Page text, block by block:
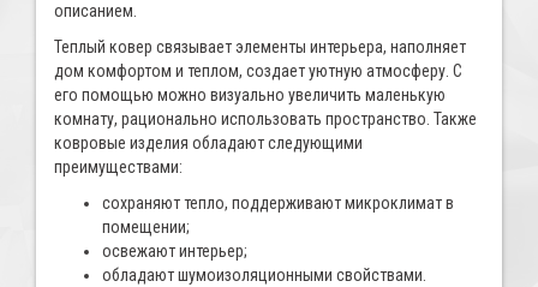
описанием.
Теплый ковер связывает элементы интерьера, наполняет
дом комфортом и теплом, создает уютную атмосферу. С
его помощью можно визуально увеличить маленькую
комнату, рационально использовать пространство. Также
ковровые изделия обладают следующими
преимуществами:
сохраняют тепло, поддерживают микроклимат в
помещении;
освежают интерьер;
обладают шумоизоляционными свойствами.